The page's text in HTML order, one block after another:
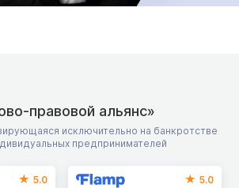
правовой альянс»
исключительно на банкротстве
предпринимателей
5.0
5.0